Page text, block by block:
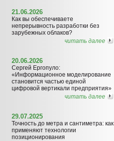
21.06.2026
Как вы обеспечиваете
непрерывность разработки без
зарубежных облаков?
читать далее
20.06.2026
Сергей Ергопуло:
«Информационное моделирование
становится частью единой
цифровой вертикали предприятия»
читать далее
29.07.2025
Точность до метра и сантиметра: как
применяют технологии
позиционирования